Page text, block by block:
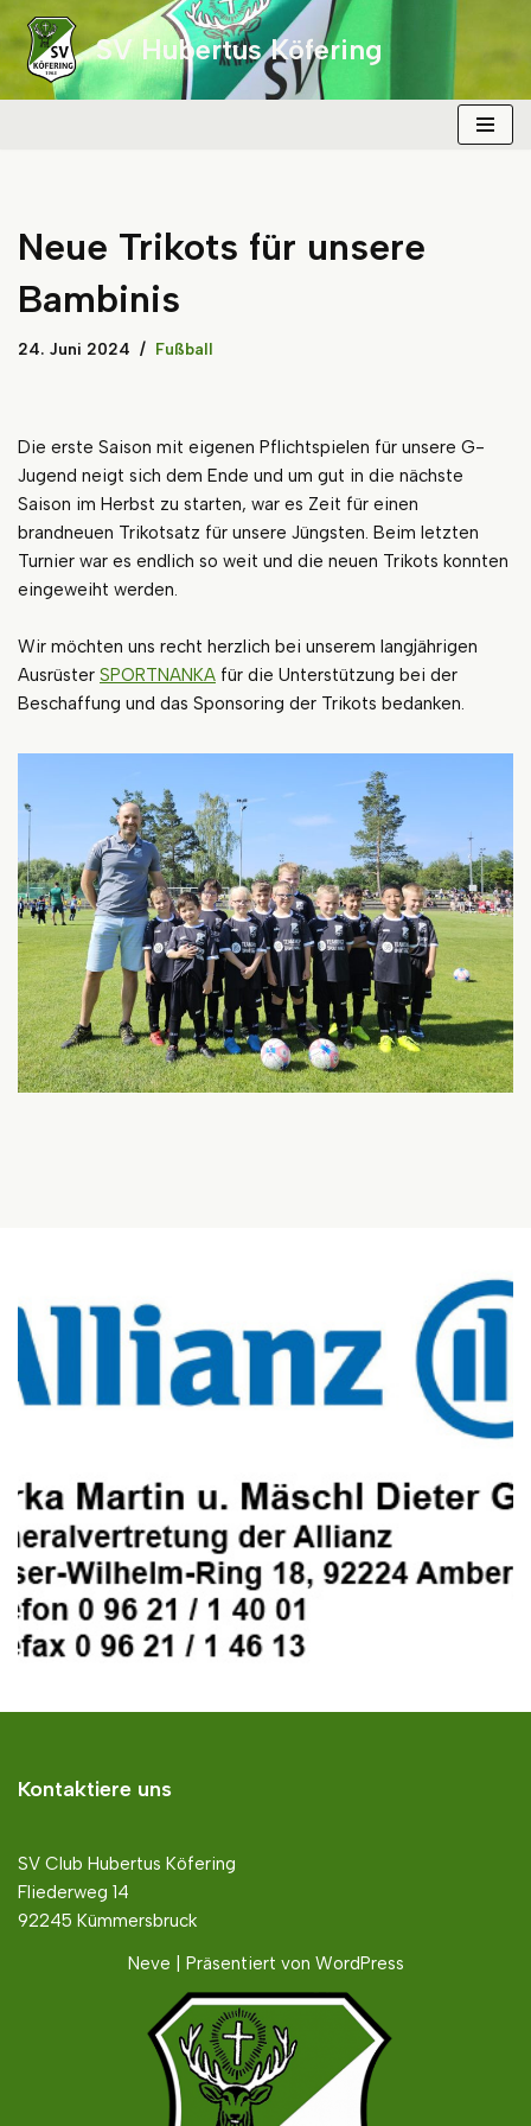
Zum
Inhalt
SV Hubertus Köfering
Neue Trikots für unsere
Bambinis
24. Juni 2024 Fußball
Die erste Saison mit eigenen Pflichtspielen für unsere G-
Jugend neigt sich dem Ende und um gut in die nächste
Saison im Herbst zu starten, war es Zeit für einen
brandneuen Trikotsatz für unsere Jüngsten. Beim letzten
Turnier war es endlich so weit und die neuen Trikots konnten
eingeweiht werden.
Wir möchten uns recht herzlich bei unserem langjährigen
Ausrüster SPORTNANKA für die Unterstützung bei der
Beschaffung und das Sponsoring der Trikots bedanken.
Kontaktiere uns
SV Club Hubertus Köfering
Fliederweg 14
92245 Kümmersbruck
Neve | Präsentiert von WordPress